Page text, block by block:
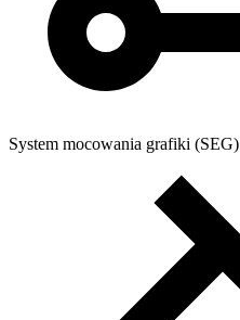
System mocowania grafiki (SEG)